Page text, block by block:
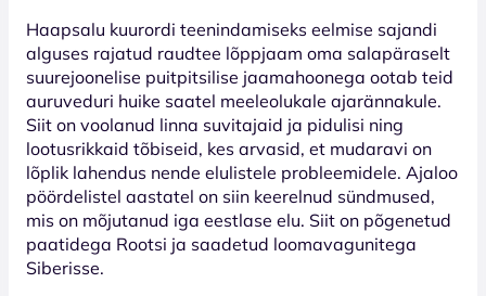
Haapsalu kuurordi teenindamiseks eelmise sajandi
alguses rajatud raudtee lõppjaam oma salapäraselt
suurejoonelise puitpitsilise jaamahoonega ootab teid
auruveduri huike saatel meeleolukale ajarännakule.
Siit on voolanud linna suvitajaid ja pidulisi ning
lootusrikkaid tõbiseid, kes arvasid, et mudaravi on
lõplik lahendus nende elulistele probleemidele. Ajaloo
pöördelistel aastatel on siin keerelnud sündmused,
mis on mõjutanud iga eestlase elu. Siit on põgenetud
paatidega Rootsi ja saadetud loomavagunitega
Siberisse.